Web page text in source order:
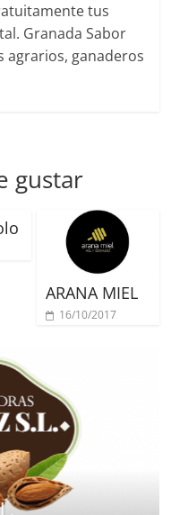
tus
Granada Sabor
ganaderos
gustar
ARANA MIEL
16/10/2017